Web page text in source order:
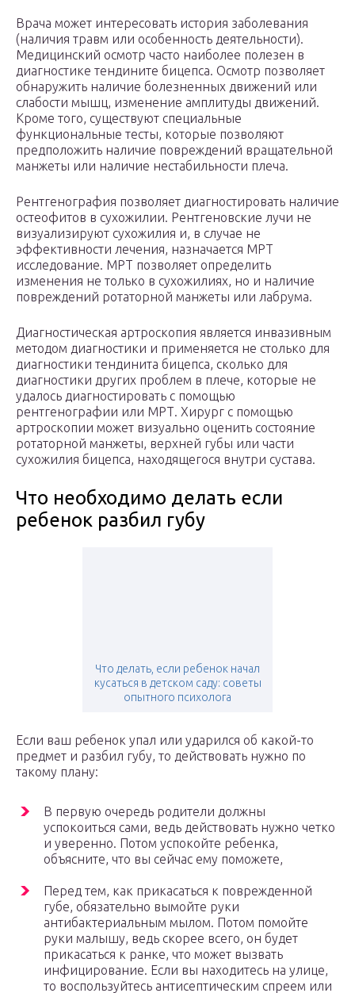
Врача может интересовать история заболевания
(наличия травм или особенность деятельности).
Медицинский осмотр часто наиболее полезен в
диагностике тендините бицепса. Осмотр позволяет
обнаружить наличие болезненных движений или
слабости мышц, изменение амплитуды движений.
Кроме того, существуют специальные
функциональные тесты, которые позволяют
предположить наличие повреждений вращательной
манжеты или наличие нестабильности плеча.
Рентгенография позволяет диагностировать наличие
остеофитов в сухожилии. Рентгеновские лучи не
визуализируют сухожилия и, в случае не
эффективности лечения, назначается МРТ
исследование. МРТ позволяет определить
изменения не только в сухожилиях, но и наличие
повреждений ротаторной манжеты или лабрума.
Диагностическая артроскопия является инвазивным
методом диагностики и применяется не столько для
диагностики тендинита бицепса, сколько для
диагностики других проблем в плече, которые не
удалось диагностировать с помощью
рентгенографии или МРТ. Хирург с помощью
артроскопии может визуально оценить состояние
ротаторной манжеты, верхней губы или части
сухожилия бицепса, находящегося внутри сустава.
Что необходимо делать если
ребенок разбил губу
Что делать, если ребенок начал
кусаться в детском саду: советы
опытного психолога
Если ваш ребенок упал или ударился об какой-то
предмет и разбил губу, то действовать нужно по
такому плану:
В первую очередь родители должны
успокоиться сами, ведь действовать нужно четко
и уверенно. Потом успокойте ребенка,
объясните, что вы сейчас ему поможете,
Перед тем, как прикасаться к поврежденной
губе, обязательно вымойте руки
антибактериальным мылом. Потом помойте
руки малышу, ведь скорее всего, он будет
прикасаться к ранке, что может вызвать
инфицирование. Если вы находитесь на улице,
то воспользуйтесь антисептическим спреем или